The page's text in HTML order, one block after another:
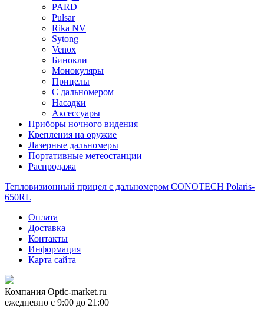
PARD
Pulsar
Rika NV
Sytong
Venox
Бинокли
Монокуляры
Прицелы
С дальномером
Насадки
Аксессуары
Приборы ночного видения
Крепления на оружие
Лазерные дальномеры
Портативные метеостанции
Распродажа
Тепловизионный прицел с дальномером CONOTECH Polaris-
650RL
Оплата
Доставка
Контакты
Информация
Карта сайта
Компания Optic-market.ru
ежедневно с 9:00 до 21:00